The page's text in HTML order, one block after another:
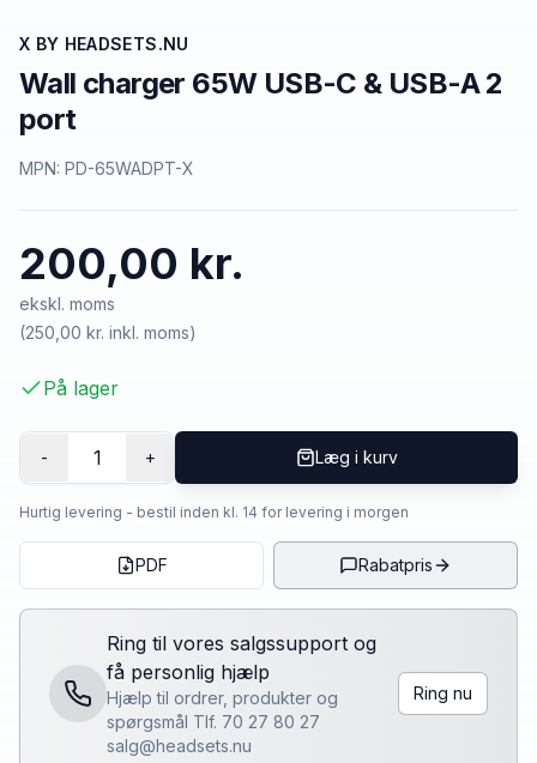
X BY HEADSETS.NU
Wall charger 65W USB-C & USB-A 2
port
MPN: PD-65WADPT-X
200,00 kr.
ekskl. moms
(250,00 kr. inkl. moms)
På lager
- 1 + Læg i kurv
Hurtig levering - bestil inden kl. 14 for levering i morgen
PDF Rabatpris
Ring til vores salgssupport og
få personlig hjælp
Hjælp til ordrer, produkter og
spørgsmål Tlf. 70 27 80 27
salg@headsets.nu
Ring nu